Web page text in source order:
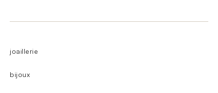
joaillerie
bijoux